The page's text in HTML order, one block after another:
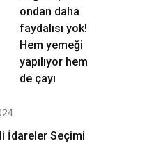
ondan daha
faydalısı yok!
Hem yemeği
yapılıyor hem
de çayı
İdareler Seçimi